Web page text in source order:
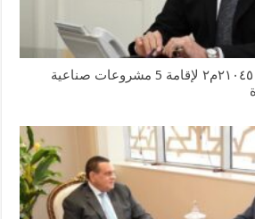
وزير الإسكان: تخصيص ٢١٠٤٥م٢ لإقامة 5 مشروعات صناعية